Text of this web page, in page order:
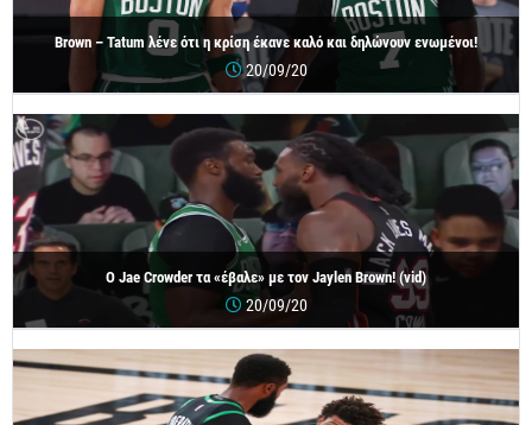
Brown – Tatum λένε ότι η κρίση έκανε καλό και δηλώνουν ενωμένοι!
20/09/20
Ο Jae Crowder τα «έβαλε» με τον Jaylen Brown! (vid)
20/09/20